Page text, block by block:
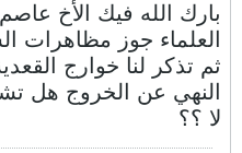
بارك الله فيك الأخ
العلماء جوز مظاهرات
ثم تذكر لنا خوارج
النهي عن الخروج هل
لا ؟؟